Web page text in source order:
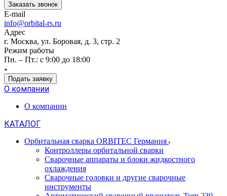
Заказать звонок
E-mail
info@orbital-rs.ru
Адрес
г. Москва, ул. Боровая, д. 3, стр. 2
Режим работы
Пн. – Пт.: с 9:00 до 18:00
Подать заявку
О компании
О компании
КАТАЛОГ
Орбитальная сварка ORBITEC Германия
Контроллеры орбитальной сварки
Сварочные аппараты и блоки жидкостного
охлаждения
Сварочные головки и другие сварочные
инструменты